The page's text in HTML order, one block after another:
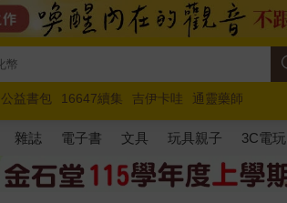
公益書包 16647續集 吉伊卡哇
通靈藥師
馬斯克 玩具總動員5 超慢跑
雜誌 電子書 文具 玩具親子 3C電玩